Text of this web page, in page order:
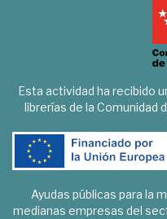
Esta actividad ha recibido
librerías de la Comunidad
Ayudas públicas para la
medianas empresas del